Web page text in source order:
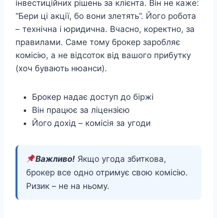
інвестиційних рішень за клієнта. Він не каже:
“Бери ці акції, бо вони злетять”. Його робота
– технічна і юридична. Вчасно, коректно, за
правилами. Саме тому брокер заробляє
комісію, а не відсоток від вашого прибутку
(хоч бувають нюанси).
Брокер надає доступ до біржі
Він працює за ліцензією
Його дохід – комісія за угоди
Важливо! Якщо угода збиткова,
брокер все одно отримує свою комісію.
Ризик – не на ньому.